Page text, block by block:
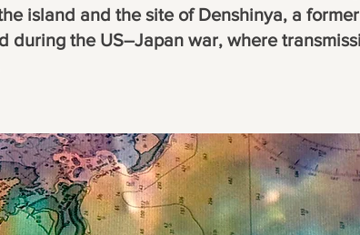
island and the site of Denshinya, a
during the US–Japan war, where